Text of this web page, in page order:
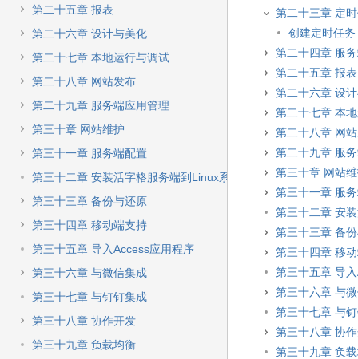
第二十五章 报表
第二十六章 设计与美化
第二十七章 本地运行与调试
第二十八章 网站发布
第二十九章 服务端应用管理
第三十章 网站维护
第三十一章 服务端配置
第三十二章 安装活字格服务端到Linux系统
第三十三章 备份与还原
第三十四章 移动端支持
第三十五章 导入Access应用程序
第三十六章 与微信集成
第三十七章 与钉钉集成
第三十八章 协作开发
第三十九章 负载均衡
第二十三章 定
创建定时任务
第二十四章 服
第二十五章 报表
第二十六章 设
第二十七章 本
第二十八章 网
第二十九章 服
第三十章 网站
第三十一章 服
第三十二章 安
第三十三章 备
第三十四章 移
第三十五章 导
第三十六章 与
第三十七章 与
第三十八章 协
第三十九章 负